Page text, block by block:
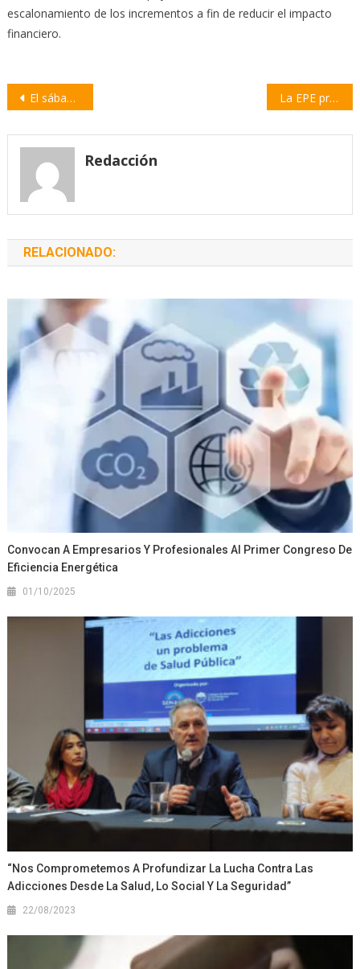
escalonamiento de los incrementos a fin de reducir el impacto
financiero.
Navegación
entradas
El sábado se realizará el festival Pucará Florece II La EPE programa un corte de energía para el domingo en Villa Constitución
Redacción
RELACIONADO:
Convocan A Empresarios Y Profesionales Al Primer Congreso De
Eficiencia Energética
01/10/2025
“Nos Comprometemos A Profundizar La Lucha Contra Las
Adicciones Desde La Salud, Lo Social Y La Seguridad”
22/08/2023